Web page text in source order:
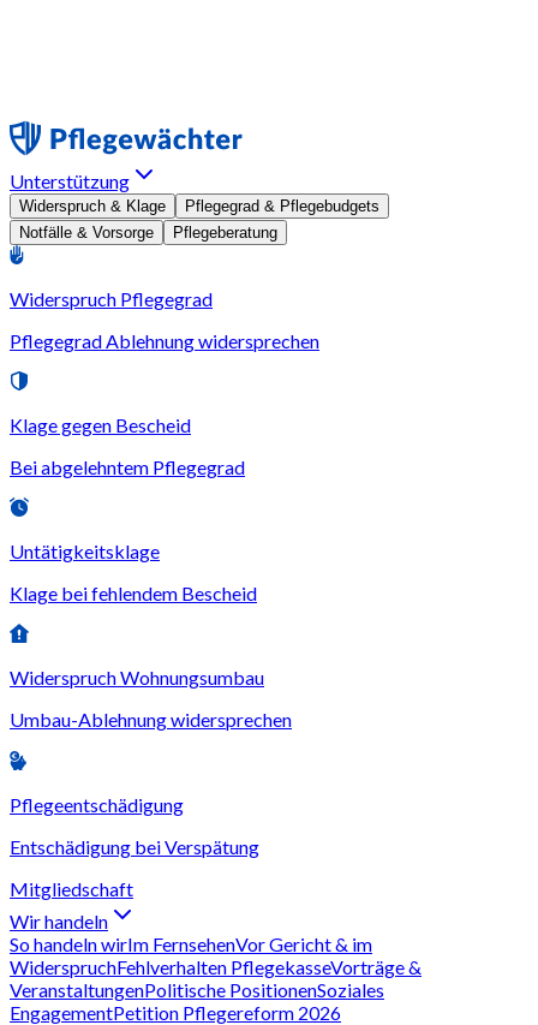
Unterstützung
Widerspruch & Klage
Pflegegrad & Pflegebudgets
Notfälle & Vorsorge
Pflegeberatung
Widerspruch Pflegegrad
Pflegegrad Ablehnung widersprechen
Klage gegen Bescheid
Bei abgelehntem Pflegegrad
Untätigkeitsklage
Klage bei fehlendem Bescheid
Widerspruch Wohnungsumbau
Umbau-Ablehnung widersprechen
Pflegeentschädigung
Entschädigung bei Verspätung
Mitgliedschaft
Wir handeln
So handeln wirIm FernsehenVor Gericht & im
WiderspruchFehlverhalten PflegekasseVorträge &
VeranstaltungenPolitische PositionenSoziales
EngagementPetition Pflegereform 2026